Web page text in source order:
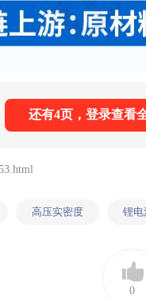
还有4页，登录查看
高压实密度 锂电
0